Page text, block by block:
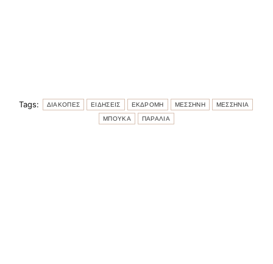
Tags: ΔΙΑΚΟΠΕΣ ΕΙΔΗΣΕΙΣ ΕΚΔΡΟΜΗ ΜΕΣΣΗΝΗ ΜΕΣΣΗΝΙΑ
ΜΠΟΥΚΑ ΠΑΡΑΛΙΑ